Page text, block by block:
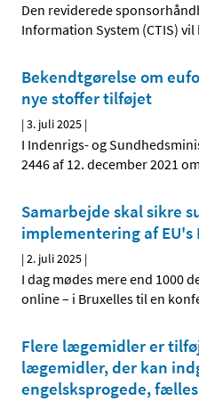
Den reviderede
Information System (CTIS)
Bekendtgørelse om
nye stoffer tilføjet
|3. juli 2025 |
I Indenrigs- og
2446 af 12. december 2021
Samarbejde skal sikre
implementering af EU's
|2. juli 2025 |
I dag mødes mere end 1000
online – i Bruxelles til en
Flere lægemidler er
lægemidler, der kan
engelsksprogede,